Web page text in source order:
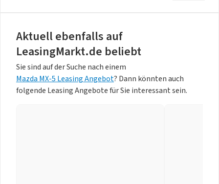
Aktuell ebenfalls auf
LeasingMarkt.de beliebt
Sie sind auf der Suche nach einem
Mazda MX-5 Leasing Angebot? Dann könnten auch
folgende Leasing Angebote für Sie interessant sein.